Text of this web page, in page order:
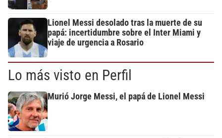
Lionel Messi desolado tras la muerte de su
papá: incertidumbre sobre el Inter Miami y
viaje de urgencia a Rosario
Lo más visto en Perfil
Murió Jorge Messi, el papá de Lionel Messi